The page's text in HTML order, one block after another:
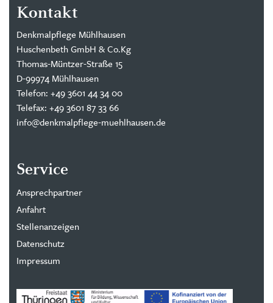
Kontakt
Denkmalpflege Mühlhausen
Huschenbeth GmbH & Co.Kg
Thomas-Müntzer-Straße 15
D-99974 Mühlhausen
Telefon: +49 3601 44 34 00
Telefax: +49 3601 87 33 66
info@denkmalpflege-muehlhausen.de
Service
Ansprechpartner
Anfahrt
Stellenanzeigen
Datenschutz
Impressum